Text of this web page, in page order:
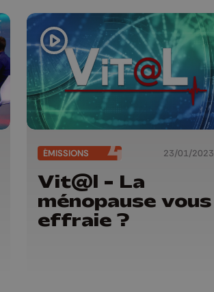
ÉMISSIONS 23/01/2023
Vit@l - La
ménopause vous
effraie ?